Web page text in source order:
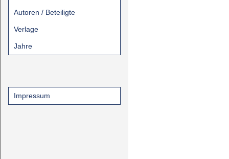
Autoren / Beteiligte
Verlage
Jahre
Impressum